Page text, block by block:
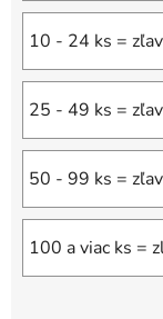
10 - 24 ks =
25 - 49 ks =
50 - 99 ks =
100 a viac ks =